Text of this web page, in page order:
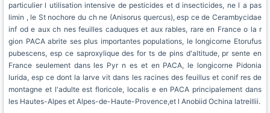
particulier l utilisation intensive de pesticides et d insecticides, ne l a pas
limin , le St nochore du ch ne (Anisorus quercus), esp ce de Cerambycidae
inf od e aux ch nes feuilles caduques et aux rables, rare en France o la r
gion PACA abrite ses plus importantes populations, le longicorne Etorufus
pubescens, esp ce saproxylique des for ts de pins d'altitude, pr sente en
France seulement dans les Pyr n es et en PACA, le longicorne Pidonia
lurida, esp ce dont la larve vit dans les racines des feuillus et conif res de
montagne et l'adulte est floricole, localis e en PACA principalement dans
les Hautes-Alpes et Alpes-de-Haute-Provence,et l Anobiid Ochina latreillii.